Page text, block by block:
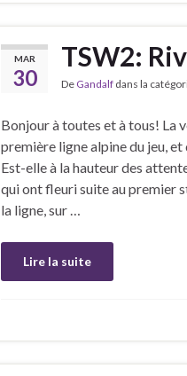
MAR
30
TSW2:
De Gandalf dans la
Bonjour à toutes et à tous! La
première ligne alpine du jeu,
Est-elle à la hauteur des
qui ont fleuri suite au premier
la ligne, sur …
Lire la suite